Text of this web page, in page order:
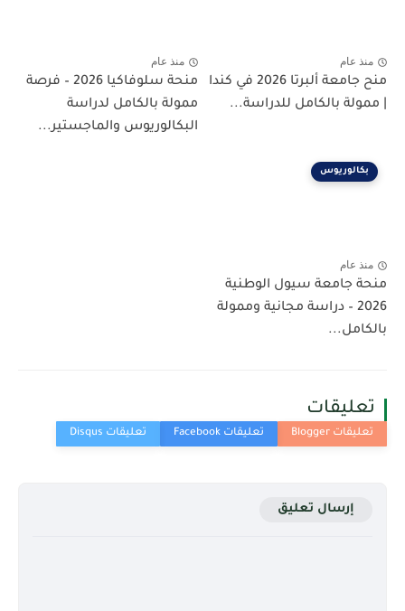
منذ عام
منح جامعة ألبرتا 2026 في كندا
| ممولة بالكامل للدراسة...
منذ عام
منحة سلوفاكيا 2026 – فرصة
ممولة بالكامل لدراسة
البكالوريوس والماجستير...
بكالوريوس
منذ عام
منحة جامعة سيول الوطنية
2026 – دراسة مجانية وممولة
بالكامل...
تعليقات
إرسال تعليق